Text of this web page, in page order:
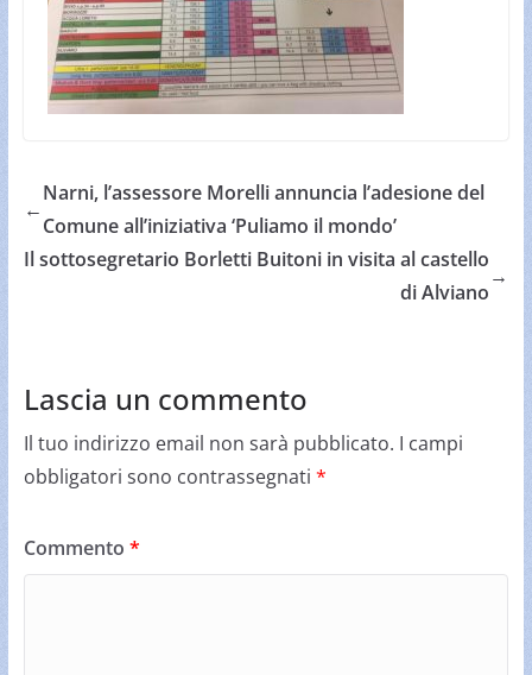
←
Narni, l’assessore Morelli annuncia l’adesione del
Comune all’iniziativa ‘Puliamo il mondo’
Il sottosegretario Borletti Buitoni in visita al castello
di Alviano
→
Lascia un commento
Il tuo indirizzo email non sarà pubblicato. I campi
obbligatori sono contrassegnati *
Commento *